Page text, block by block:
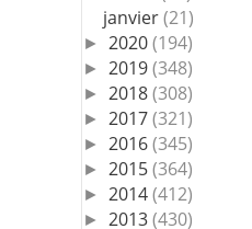
janvier(21)
► 2020(194)
► 2019(348)
► 2018(308)
► 2017(321)
► 2016(345)
► 2015(364)
► 2014(412)
► 2013(430)